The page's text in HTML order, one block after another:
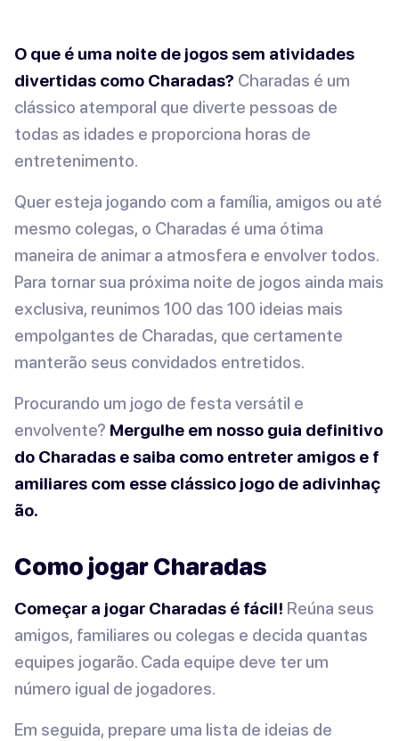
O que é uma noite de jogos sem atividades
divertidas como Charadas? Charadas é um
clássico atemporal que diverte pessoas de
todas as idades e proporciona horas de
entretenimento.
Quer esteja jogando com a família, amigos ou até
mesmo colegas, o Charadas é uma ótima
maneira de animar a atmosfera e envolver todos.
Para tornar sua próxima noite de jogos ainda mais
exclusiva, reunimos 100 das 100 ideias mais
empolgantes de Charadas, que certamente
manterão seus convidados entretidos.
Procurando um jogo de festa versátil e
envolvente? Mergulhe em nosso guia definitivo
do Charadas e saiba como entreter amigos e f
amiliares com esse clássico jogo de adivinhaç
ão.
Como jogar Charadas
Começar a jogar Charadas é fácil! Reúna seus
amigos, familiares ou colegas e decida quantas
equipes jogarão. Cada equipe deve ter um
número igual de jogadores.
Em seguida, prepare uma lista de ideias de